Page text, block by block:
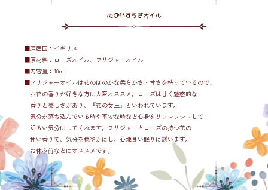
心のやすらぎオイル
■原産国：イギリス
■原材料：ローズオイル、フリジャーオイル
■内容量：10ml
■フリジャーオイルは花のほのかな柔らかさ・甘さを持っているので、
お花の香りが好きな方に大変オススメ。ローズは甘く魅惑的な
香りと美しさがあり、『花の女王』といわれています。
気分が落ち込んでいる時や不安な時など心身をリフレッシュして
明るい気分にしてくれます。フリジャーとローズの持つ花の
甘い香りで、気分を穏やかにし、心地良い眠りに誘います。
お休み前などにオススメです。